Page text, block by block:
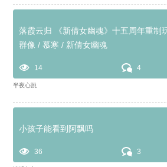
落霞云归 《新倩女幽魂》十五周年重制
群像 / 慕寒 / 新倩女幽魂
14 4
半夜心跳
小孩子能看到阿飘吗
36 3